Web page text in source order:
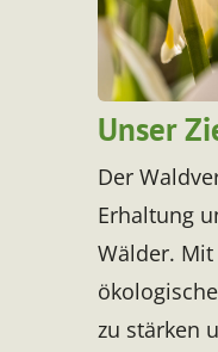
Unser
Der
Erhaltung
Wälder.
zu stärken